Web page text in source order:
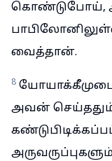
கொண்டுபோய்,
வைத்தான்.
8
அவன்